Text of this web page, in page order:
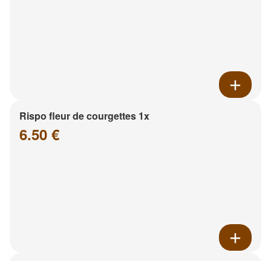
Rispo fleur de courgettes 1x
6.50 €